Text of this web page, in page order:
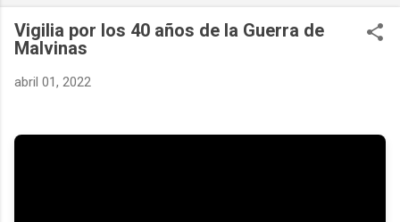
Vigilia por los 40 años de la Guerra de
Malvinas
abril 01, 2022